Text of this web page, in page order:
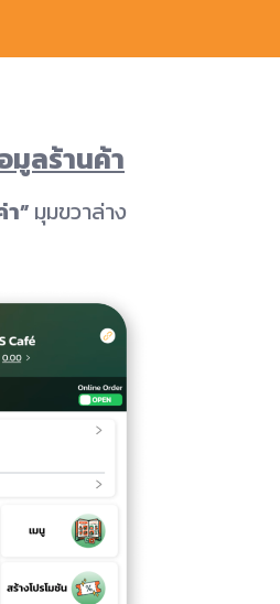
มูลร้านค้า
” มุมขวาล่าง